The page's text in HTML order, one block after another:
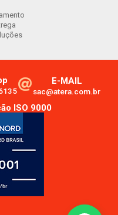
E-MAIL
sac@atera.com.br
ISO 9000